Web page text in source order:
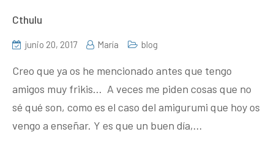
Cthulu
junio 20, 2017 María blog
Creo que ya os he mencionado antes que tengo
amigos muy frikis… A veces me piden cosas que no
sé qué son, como es el caso del amigurumi que hoy os
vengo a enseñar. Y es que un buen día,…